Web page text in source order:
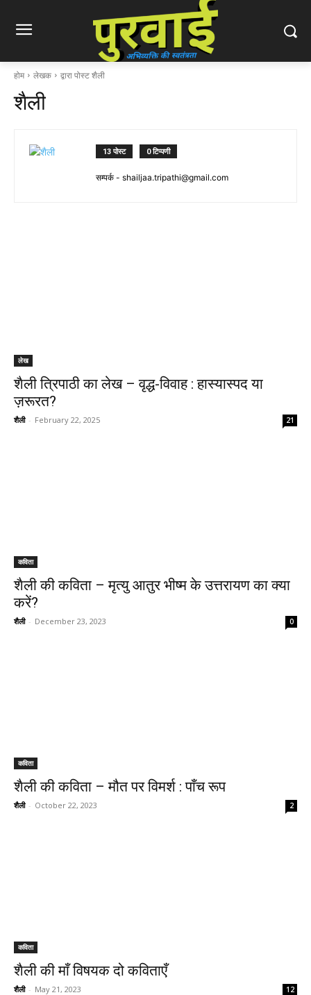
होम लेखक द्वारा पोस्ट शैली
शैली
13 पोस्ट 0 टिप्पणी
सम्पर्क - shailjaa.tripathi@gmail.com
लेख
शैली त्रिपाठी का लेख – वृद्ध-विवाह : हास्यास्पद या
ज़रूरत?
शैली - February 22, 2025 21
कविता
शैली की कविता – मृत्यु आतुर भीष्म के उत्तरायण का क्या
करें?
शैली - December 23, 2023 0
कविता
शैली की कविता – मौत पर विमर्श : पाँच रूप
शैली - October 22, 2023 2
कविता
शैली की माँ विषयक दो कविताएँ
शैली - May 21, 2023 12